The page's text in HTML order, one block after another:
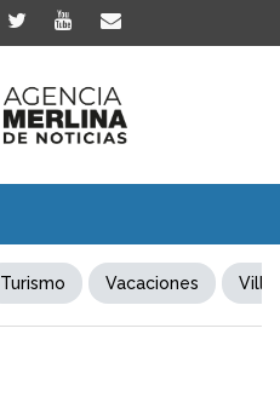
Turismo Vacaciones Villa